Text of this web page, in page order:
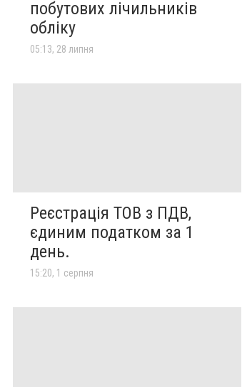
побутових лічильників
обліку
05:13, 28 липня
Реєстрація ТОВ з ПДВ,
єдиним податком за 1
день.
15:20, 1 серпня